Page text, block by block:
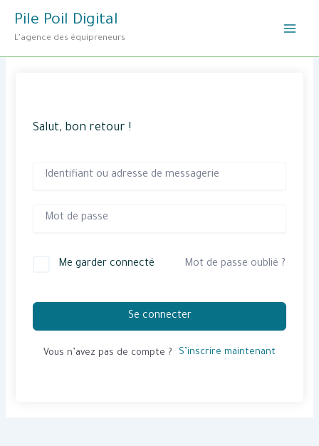
contenu
Pile Poil Digital
L'agence des équipreneurs
Salut, bon retour !
Me garder connecté Mot de passe oublié ?
Se connecter
Vous n’avez pas de compte ? S’inscrire maintenant